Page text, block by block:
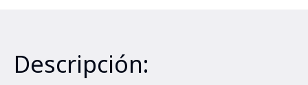
Descripción: